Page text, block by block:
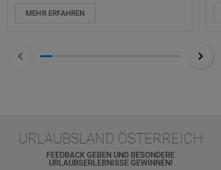
MEHR ERFAHREN
URLAUBSLAND ÖSTERREICH
FEEDBACK GEBEN UND BESONDERE
URLAUBSERLEBNISSE GEWINNEN!